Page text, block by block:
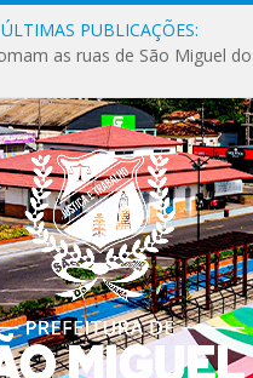
ÚLTIMAS PUBLICAÇÕES: